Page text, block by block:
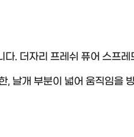
. 더자리 프레쉬 퓨어 스프
, 날개 부분이 넓어 움직임을